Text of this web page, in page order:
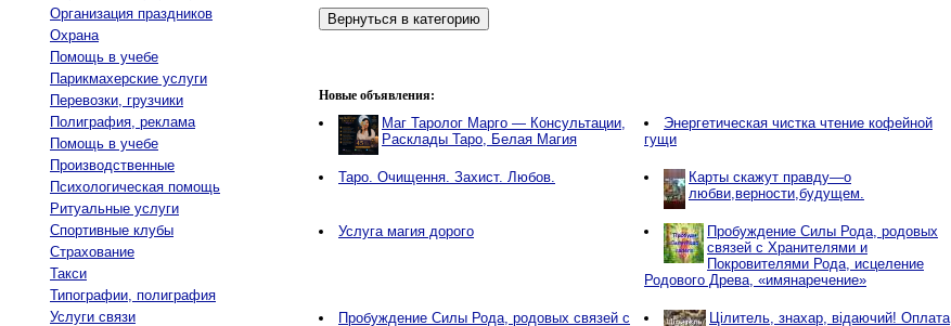
Организация праздников
Охрана
Помощь в учебе
Парикмахерские услуги
Перевозки, грузчики
Полиграфия, реклама
Помощь в учебе
Производственные
Психологическая помощь
Ритуальные услуги
Спортивные клубы
Страхование
Такси
Типографии, полиграфия
Услуги связи
Новые объявления:
Маг Таролог Марго — Консультации,
Расклады Таро, Белая Магия
Энергетическая чистка чтение кофейной
гущи
Таро. Очищення. Захист. Любов.
Карты скажут правду—о
любви,верности,будущем.
Услуга магия дорого
Пробуждение Силы Рода, родовых
связей с Хранителями и
Покровителями Рода, исцеление
Родового Древа, «имянаречение»
Пробуждение Силы Рода, родовых связей с Цілитель, знахар, відаючий! Оплата